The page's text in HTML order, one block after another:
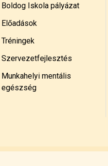
Boldog Iskola pályázat
Előadások
Tréningek
Szervezetfejlesztés
Munkahelyi mentális
egészség